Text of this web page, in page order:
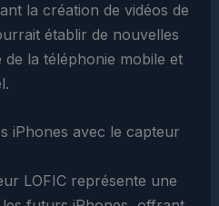
la création de vidéos de
établir de nouvelles
de la téléphonie mobile et
iPhones avec le capteur
LOFIC représente une